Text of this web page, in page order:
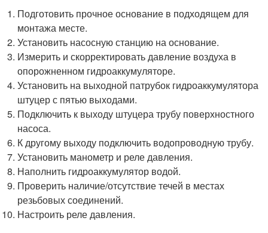
Подготовить прочное основание в подходящем для
монтажа месте.
Установить насосную станцию на основание.
Измерить и скорректировать давление воздуха в
опорожненном гидроаккумуляторе.
Установить на выходной патрубок гидроаккумулятора
штуцер с пятью выходами.
Подключить к выходу штуцера трубу поверхностного
насоса.
К другому выходу подключить водопроводную трубу.
Установить манометр и реле давления.
Наполнить гидроаккумулятор водой.
Проверить наличие/отсутствие течей в местах
резьбовых соединений.
Настроить реле давления.